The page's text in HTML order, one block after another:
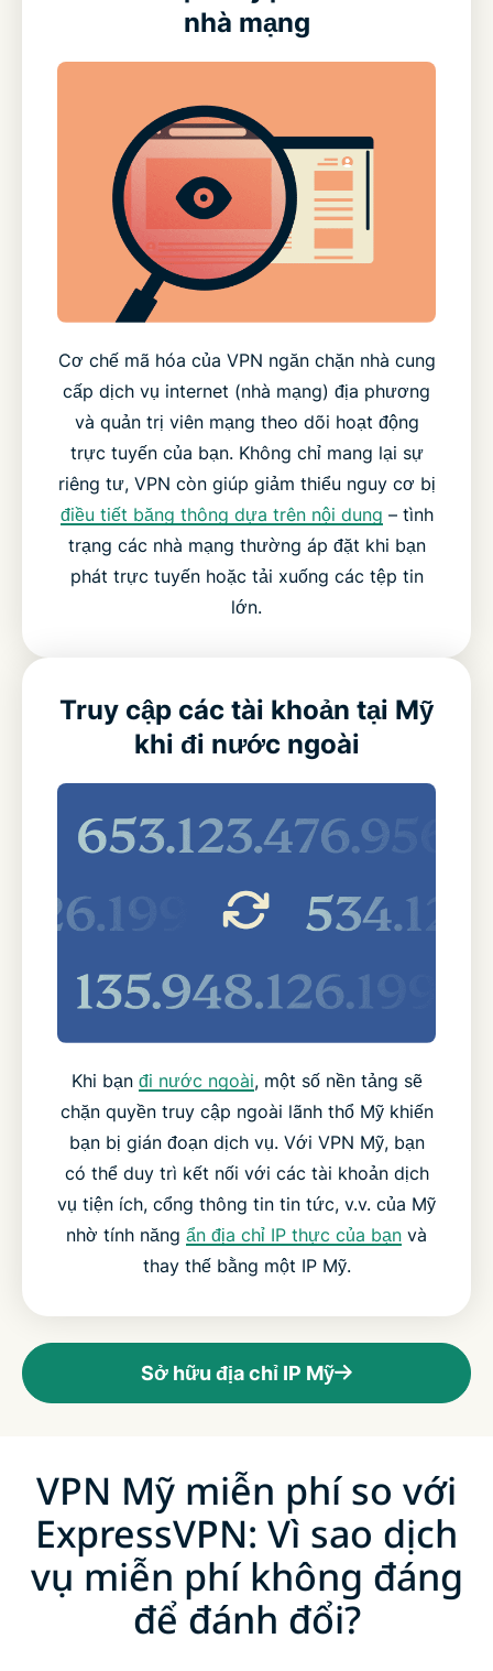
nhà mạng
Cơ chế mã hóa của VPN ngăn chặn nhà cung
cấp dịch vụ internet (nhà mạng) địa phương
và quản trị viên mạng theo dõi hoạt động
trực tuyến của bạn. Không chỉ mang lại sự
riêng tư, VPN còn giúp giảm thiểu nguy cơ bị
điều tiết băng thông dựa trên nội dung – tình
trạng các nhà mạng thường áp đặt khi bạn
phát trực tuyến hoặc tải xuống các tệp tin
lớn.
Truy cập các tài khoản tại Mỹ
khi đi nước ngoài
Khi bạn đi nước ngoài, một số nền tảng sẽ
chặn quyền truy cập ngoài lãnh thổ Mỹ khiến
bạn bị gián đoạn dịch vụ. Với VPN Mỹ, bạn
có thể duy trì kết nối với các tài khoản dịch
vụ tiện ích, cổng thông tin tin tức, v.v. của Mỹ
nhờ tính năng ẩn địa chỉ IP thực của bạn và
thay thế bằng một IP Mỹ.
Sở hữu địa chỉ IP Mỹ
VPN Mỹ miễn phí so với
ExpressVPN: Vì sao dịch
vụ miễn phí không đáng
để đánh đổi?